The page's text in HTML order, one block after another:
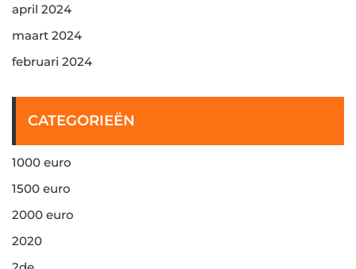
april 2024
maart 2024
februari 2024
CATEGORIEËN
1000 euro
1500 euro
2000 euro
2020